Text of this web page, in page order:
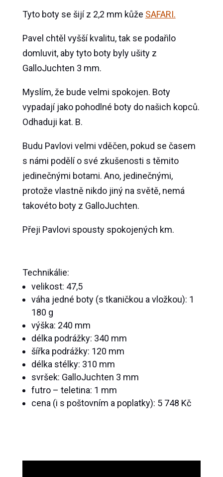
Tyto boty se šijí z 2,2 mm kůže SAFARI.
Pavel chtěl vyšší kvalitu, tak se podařilo
domluvit, aby tyto boty byly ušity z
GalloJuchten 3 mm.
Myslím, že bude velmi spokojen. Boty
vypadají jako pohodlné boty do našich kopců.
Odhaduji kat. B.
Budu Pavlovi velmi vděčen, pokud se časem
s námi podělí o své zkušenosti s těmito
jedinečnými botami. Ano, jedinečnými,
protože vlastně nikdo jiný na světě, nemá
takovéto boty z GalloJuchten.
Přeji Pavlovi spousty spokojených km.
Technikálie:
velikost: 47,5
váha jedné boty (s tkaničkou a vložkou): 1
180 g
výška: 240 mm
délka podrážky: 340 mm
šířka podrážky: 120 mm
délka stélky: 310 mm
svršek: GalloJuchten 3 mm
futro – teletina: 1 mm
cena (i s poštovním a poplatky): 5 748 Kč